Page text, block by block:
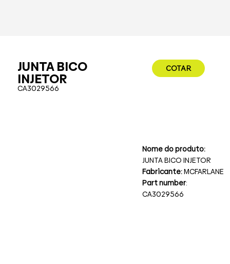
JUNTA BICO
INJETOR
CA3029566
COTAR
Nome do produto:
JUNTA BICO INJETOR
Fabricante:MCFARLANE
Part number:
CA3029566